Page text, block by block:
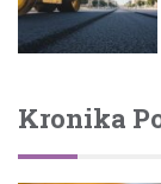
Kronika